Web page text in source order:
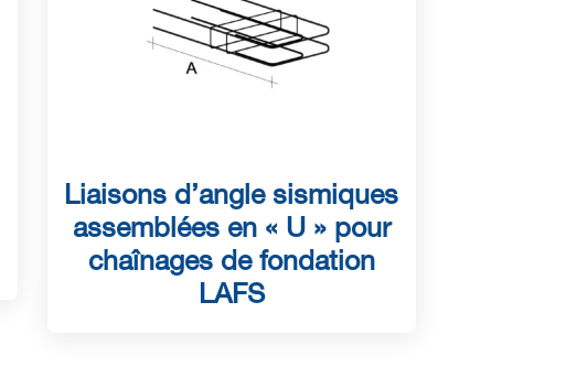
Liaisons d’angle sismiques
assemblées en « U » pour
chaînages de fondation
LAFS